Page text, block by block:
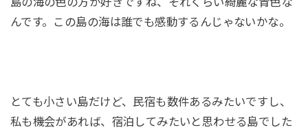
んです。この島の海は誰でも感動するんじゃないかな。
とても小さい島だけど、民宿も数件あるみたいですし、
私も機会があれば、宿泊してみたいと思わせる島でした